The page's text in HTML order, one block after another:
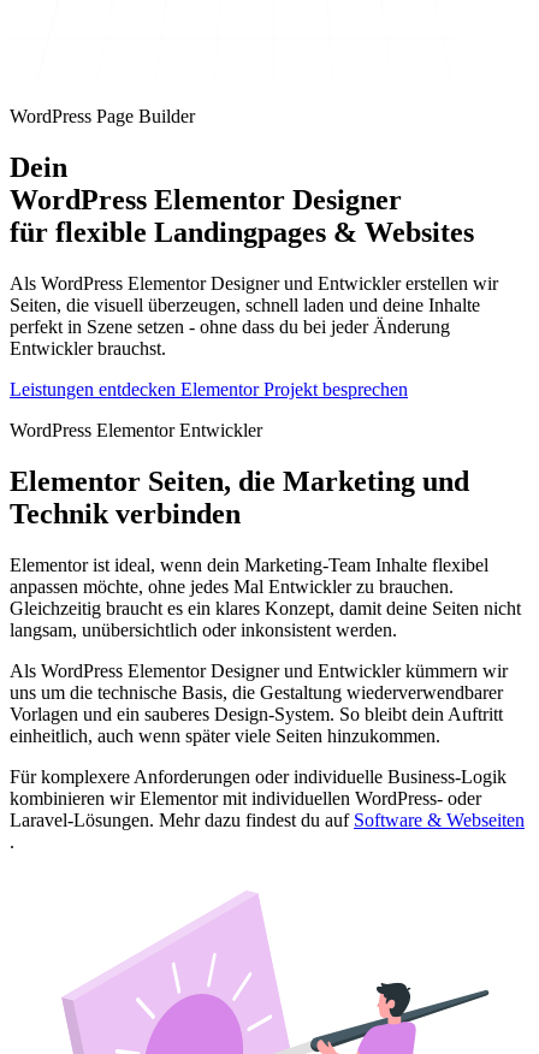
WordPress Page Builder
Dein
WordPress Elementor Designer
für flexible Landingpages & Websites
Als WordPress Elementor Designer und Entwickler erstellen wir
Seiten, die visuell überzeugen, schnell laden und deine Inhalte
perfekt in Szene setzen - ohne dass du bei jeder Änderung
Entwickler brauchst.
Leistungen entdecken Elementor Projekt besprechen
WordPress Elementor Entwickler
Elementor Seiten, die Marketing und
Technik verbinden
Elementor ist ideal, wenn dein Marketing-Team Inhalte flexibel
anpassen möchte, ohne jedes Mal Entwickler zu brauchen.
Gleichzeitig braucht es ein klares Konzept, damit deine Seiten nicht
langsam, unübersichtlich oder inkonsistent werden.
Als WordPress Elementor Designer und Entwickler kümmern wir
uns um die technische Basis, die Gestaltung wiederverwendbarer
Vorlagen und ein sauberes Design-System. So bleibt dein Auftritt
einheitlich, auch wenn später viele Seiten hinzukommen.
Für komplexere Anforderungen oder individuelle Business-Logik
kombinieren wir Elementor mit individuellen WordPress- oder
Laravel-Lösungen. Mehr dazu findest du auf Software & Webseiten
.